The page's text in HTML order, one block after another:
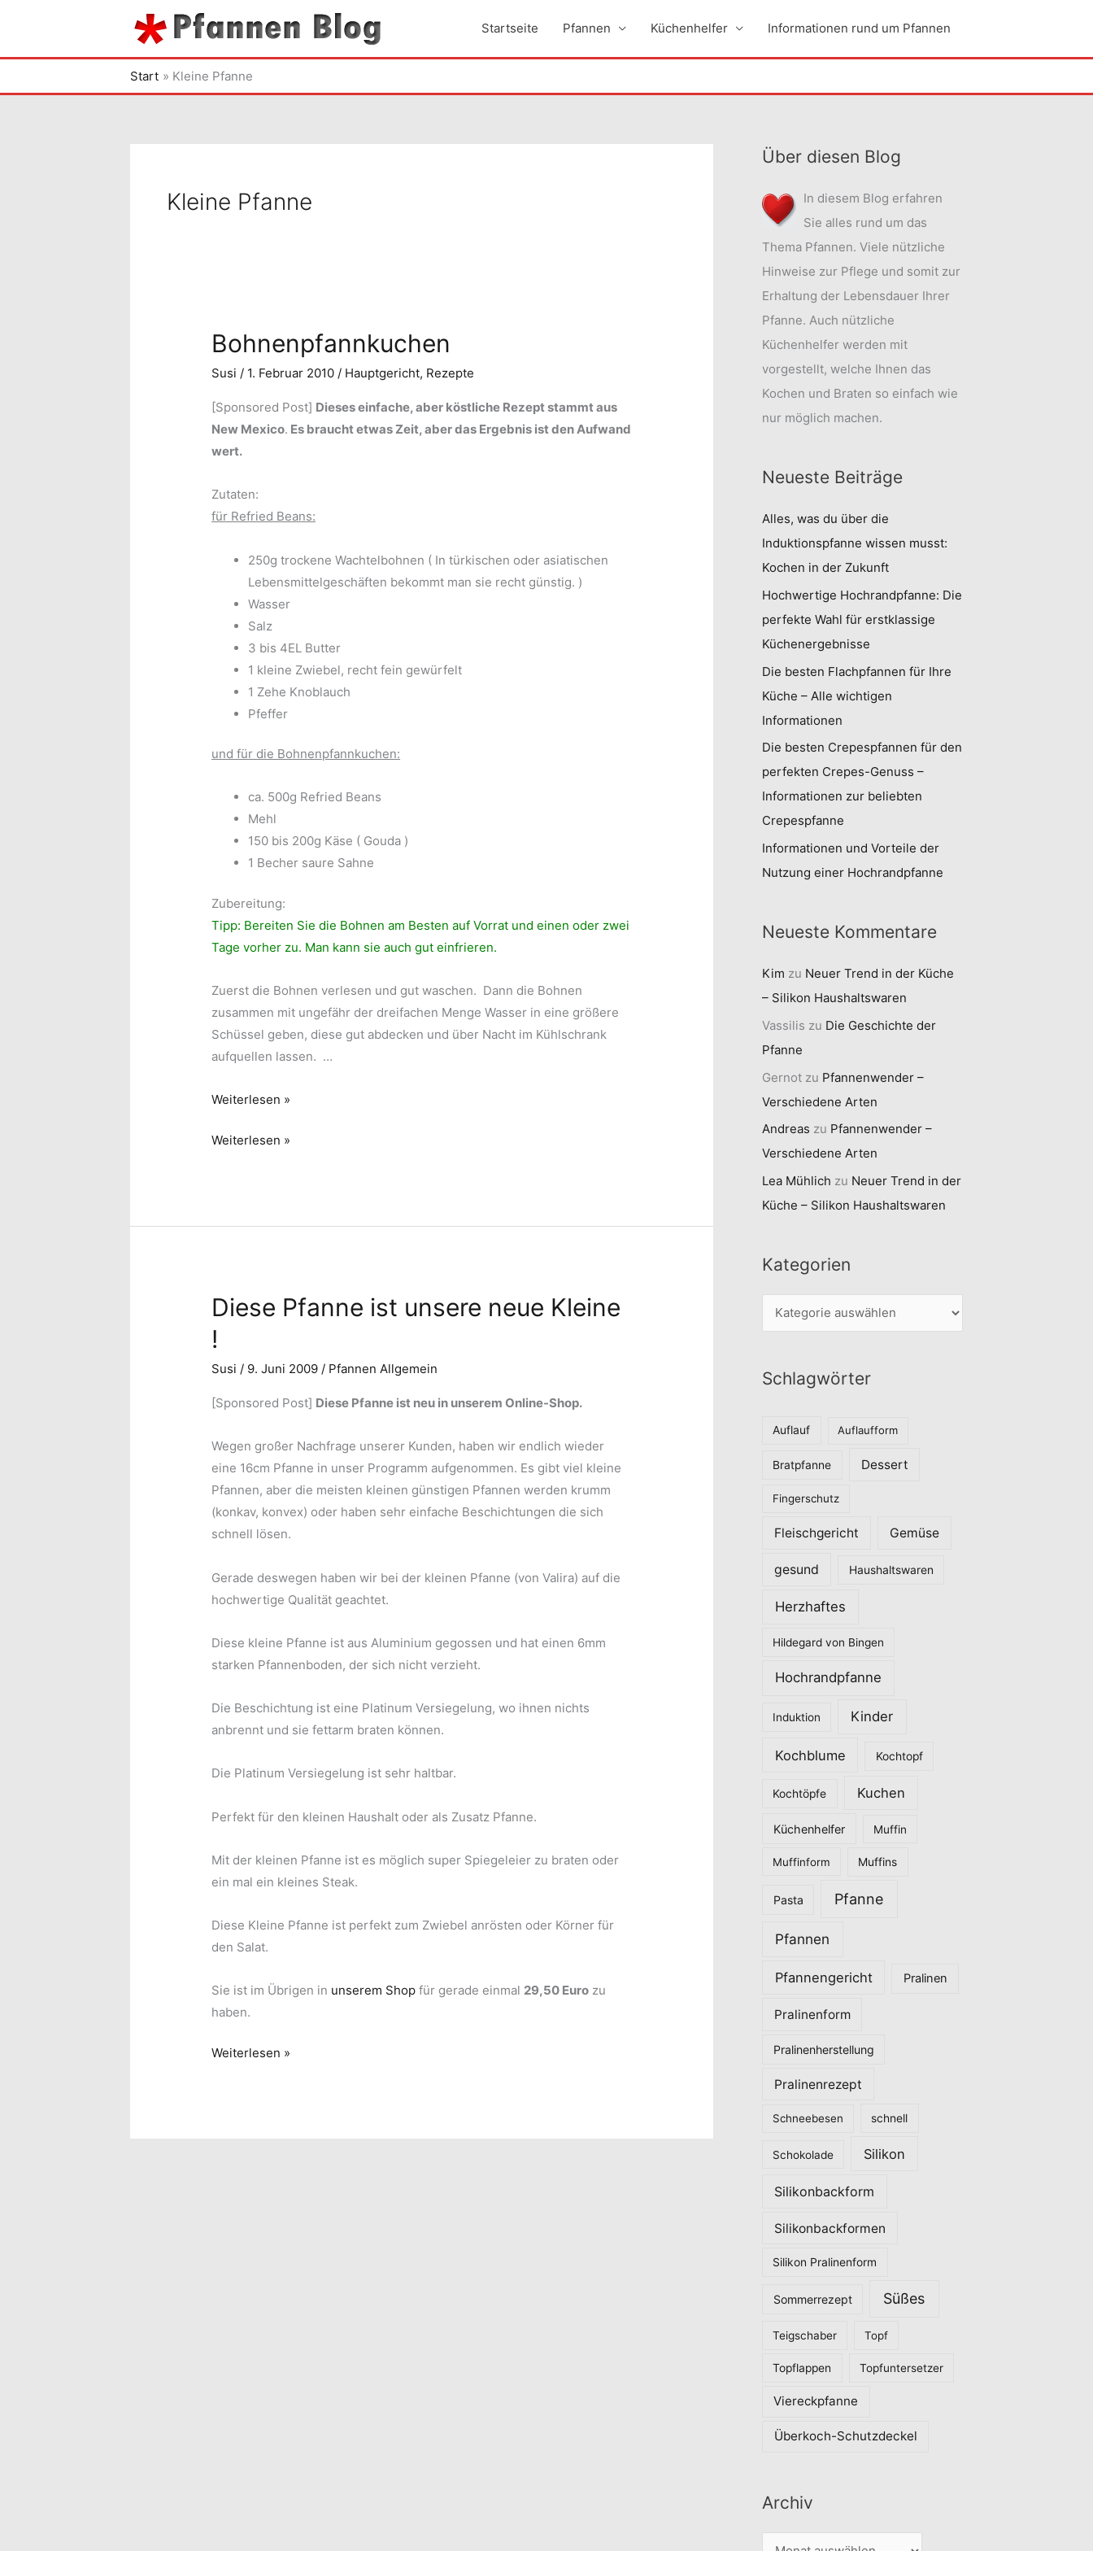
springen
Startseite Pfannen Küchenhelfer Informationen rund um Pfannen
Start Kleine Pfanne
Kleine Pfanne
Bohnenpfannkuchen
Susi / 1. Februar 2010 / Hauptgericht, Rezepte
[Sponsored Post] Dieses einfache, aber köstliche Rezept stammt aus
New Mexico. Es braucht etwas Zeit, aber das Ergebnis ist den Aufwand
wert.
Zutaten:
für Refried Beans:
250g trockene Wachtelbohnen ( In türkischen oder asiatischen
Lebensmittelgeschäften bekommt man sie recht günstig. )
Wasser
Salz
3 bis 4EL Butter
1 kleine Zwiebel, recht fein gewürfelt
1 Zehe Knoblauch
Pfeffer
und für die Bohnenpfannkuchen:
ca. 500g Refried Beans
Mehl
150 bis 200g Käse ( Gouda )
1 Becher saure Sahne
Zubereitung:
Tipp: Bereiten Sie die Bohnen am Besten auf Vorrat und einen oder zwei
Tage vorher zu. Man kann sie auch gut einfrieren.
Zuerst die Bohnen verlesen und gut waschen. Dann die Bohnen
zusammen mit ungefähr der dreifachen Menge Wasser in eine größere
Schüssel geben, diese gut abdecken und über Nacht im Kühlschrank
aufquellen lassen. …
Bohnenpfannkuchen
Weiterlesen »
Bohnenpfannkuchen
Weiterlesen »
Diese Pfanne ist unsere neue Kleine
!
Susi / 9. Juni 2009 / Pfannen Allgemein
[Sponsored Post] Diese Pfanne ist neu in unserem Online-Shop.
Wegen großer Nachfrage unserer Kunden, haben wir endlich wieder
eine 16cm Pfanne in unser Programm aufgenommen. Es gibt viel kleine
Pfannen, aber die meisten kleinen günstigen Pfannen werden krumm
(konkav, konvex) oder haben sehr einfache Beschichtungen die sich
schnell lösen.
Gerade deswegen haben wir bei der kleinen Pfanne (von Valira) auf die
hochwertige Qualität geachtet.
Diese kleine Pfanne ist aus Aluminium gegossen und hat einen 6mm
starken Pfannenboden, der sich nicht verzieht.
Die Beschichtung ist eine Platinum Versiegelung, wo ihnen nichts
anbrennt und sie fettarm braten können.
Die Platinum Versiegelung ist sehr haltbar.
Perfekt für den kleinen Haushalt oder als Zusatz Pfanne.
Mit der kleinen Pfanne ist es möglich super Spiegeleier zu braten oder
ein mal ein kleines Steak.
Diese Kleine Pfanne ist perfekt zum Zwiebel anrösten oder Körner für
den Salat.
Sie ist im Übrigen in unserem Shop für gerade einmal 29,50 Euro zu
haben.
Diese
Weiterlesen »
Über diesen Blog
In diesem Blog erfahren
Sie alles rund um das
Thema Pfannen. Viele nützliche
Hinweise zur Pflege und somit zur
Erhaltung der Lebensdauer Ihrer
Pfanne. Auch nützliche
Küchenhelfer werden mit
vorgestellt, welche Ihnen das
Kochen und Braten so einfach wie
nur möglich machen.
Neueste Beiträge
Alles, was du über die
Induktionspfanne wissen musst:
Kochen in der Zukunft
Hochwertige Hochrandpfanne: Die
perfekte Wahl für erstklassige
Küchenergebnisse
Die besten Flachpfannen für Ihre
Küche – Alle wichtigen
Informationen
Die besten Crepespfannen für den
perfekten Crepes-Genuss –
Informationen zur beliebten
Crepespfanne
Informationen und Vorteile der
Nutzung einer Hochrandpfanne
Neueste Kommentare
Kim zu Neuer Trend in der Küche
– Silikon Haushaltswaren
Vassilis zu Die Geschichte der
Pfanne
Gernotzu Pfannenwender –
Verschiedene Arten
Andreas zu Pfannenwender –
Verschiedene Arten
Lea Mühlich zu Neuer Trend in der
Küche – Silikon Haushaltswaren
Kategorien
a
e
Schlagwörter
Auflauf Auflaufform
Bratpfanne Dessert
Fingerschutz
Fleischgericht Gemüse
gesund Haushaltswaren
Herzhaftes
Hildegard von Bingen
Hochrandpfanne
Induktion Kinder
Kochblume Kochtopf
Kochtöpfe Kuchen
Küchenhelfer Muffin
Muffinform Muffins
Pasta Pfanne
Pfannen
Pfannengericht Pralinen
Pralinenform
Pralinenherstellung
Pralinenrezept
Schneebesen schnell
Schokolade Silikon
Silikonbackform
Silikonbackformen
Silikon Pralinenform
Sommerrezept Süßes
Teigschaber Topf
Topflappen Topfuntersetzer
Viereckpfanne
Überkoch-Schutzdeckel
Archiv